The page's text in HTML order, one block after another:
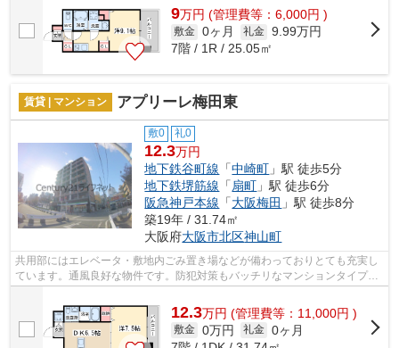
9万円 (管理費等：6,000円 )
敷金 0ヶ月 礼金 9.99万円
7階 / 1R / 25.05㎡
賃貸 | マンション アプリーレ梅田東
敷0 礼0
12.3万円
地下鉄谷町線 「中崎町 」駅 徒歩5分
地下鉄堺筋線 「扇町 」駅 徒歩6分
阪急神戸本線 「大阪梅田 」駅 徒歩8分
築19年 / 31.74㎡
大阪府大阪市北区神山町
共用部にはエレベータ・敷地内ごみ置き場などが備わっておりとても充実し
ています。通風良好な物件です。防犯対策もバッチリなマンションタイプの
12.3万円 (管理費等：11,000円 )
敷金 0万円 礼金 0ヶ月